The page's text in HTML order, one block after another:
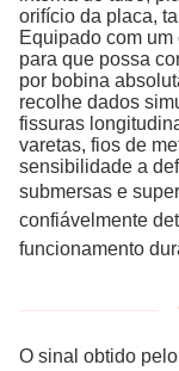
orifício da placa,
Equipado com
para que possa
por bobina
recolhe dados
fissuras
varetas, fios de
sensibilidade a
submersas e
confiávelmente
funcionamento
O sinal obtido